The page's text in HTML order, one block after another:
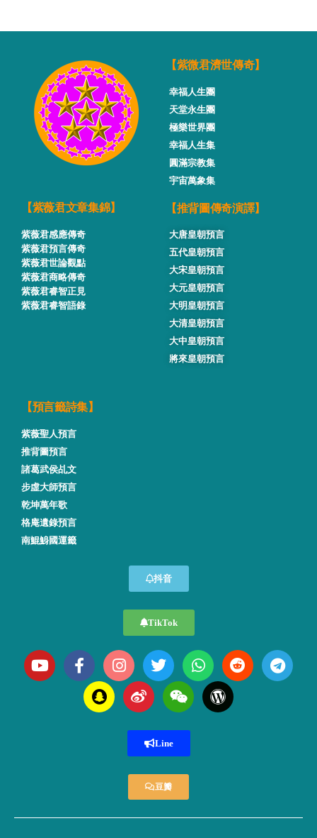
【紫微君濟世傳奇】
幸福人生團
天堂永生團
極樂世界團
幸福人生集
圓滿宗教集
宇宙萬象集
【紫薇君文章集錦】
紫薇君感應傳奇
紫薇君預言傳奇
紫薇君世論觀點
紫薇君商略傳奇
紫薇君睿智正見
紫薇君睿智語錄
【推背圖傳奇演譯】
大唐皇朝預言
五代皇朝預言
大宋皇朝預言
大元皇朝預言
大明皇朝預言
大清皇朝預言
大中皇朝預言
將來皇朝預言
【預言籤詩集】
紫薇聖人預言
推背圖預言
諸葛武侯乩文
步虛大師預言
乾坤萬年歌
格庵遺錄預言
南鯤鯓國運籤
抖音
TikTok
Line
豆瓣